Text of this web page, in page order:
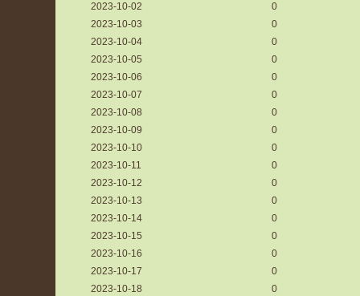
2023-10-02
0
2023-10-03
0
2023-10-04
0
2023-10-05
0
2023-10-06
0
2023-10-07
0
2023-10-08
0
2023-10-09
0
2023-10-10
0
2023-10-11
0
2023-10-12
0
2023-10-13
0
2023-10-14
0
2023-10-15
0
2023-10-16
0
2023-10-17
0
2023-10-18
0